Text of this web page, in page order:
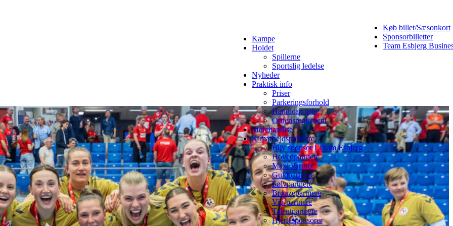
Køb billet/Sæsonkort
Sponsorbilletter
Team Esbjerg
Kampe
Holdet
Spillerne
Sportslig ledelse
Nyheder
Praktisk info
Priser
Parkeringsforhold
Handicap info
Ordensreglement
Merchandise
Samarbejdspartnere
Bliv sponsor i Team Esbjerg
Hovedpartnere
Maxi Partner
Guldpartnere
Sølvpartnere
Bronzepartnere
Vip-partnere
Talentpartnere
Hjertesponsorer